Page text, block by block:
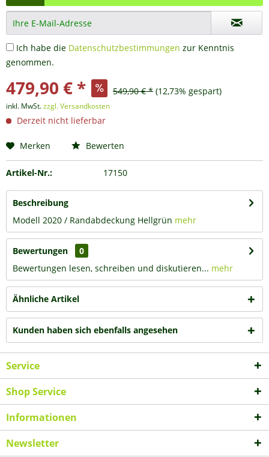
Ich habe die Datenschutzbestimmungen zur Kenntnis
genommen.
479,90 € * 549,90 € * (12,73% gespart)
inkl. MwSt.zzgl. Versandkosten
Derzeit nicht lieferbar
Merken Bewerten
Artikel-Nr.: 17150
Beschreibung
Modell 2020 / Randabdeckung Hellgrün mehr
Bewertungen
0
Bewertungen lesen, schreiben und diskutieren... mehr
Ähnliche Artikel
Kunden haben sich ebenfalls angesehen
Service
Shop Service
Informationen
Newsletter